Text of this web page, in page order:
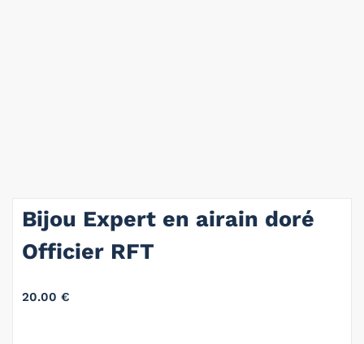
Bijou Expert en airain doré
Officier RFT
20.00 €